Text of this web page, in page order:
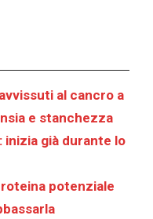
al cancro a
e stanchezza
già durante lo
potenziale